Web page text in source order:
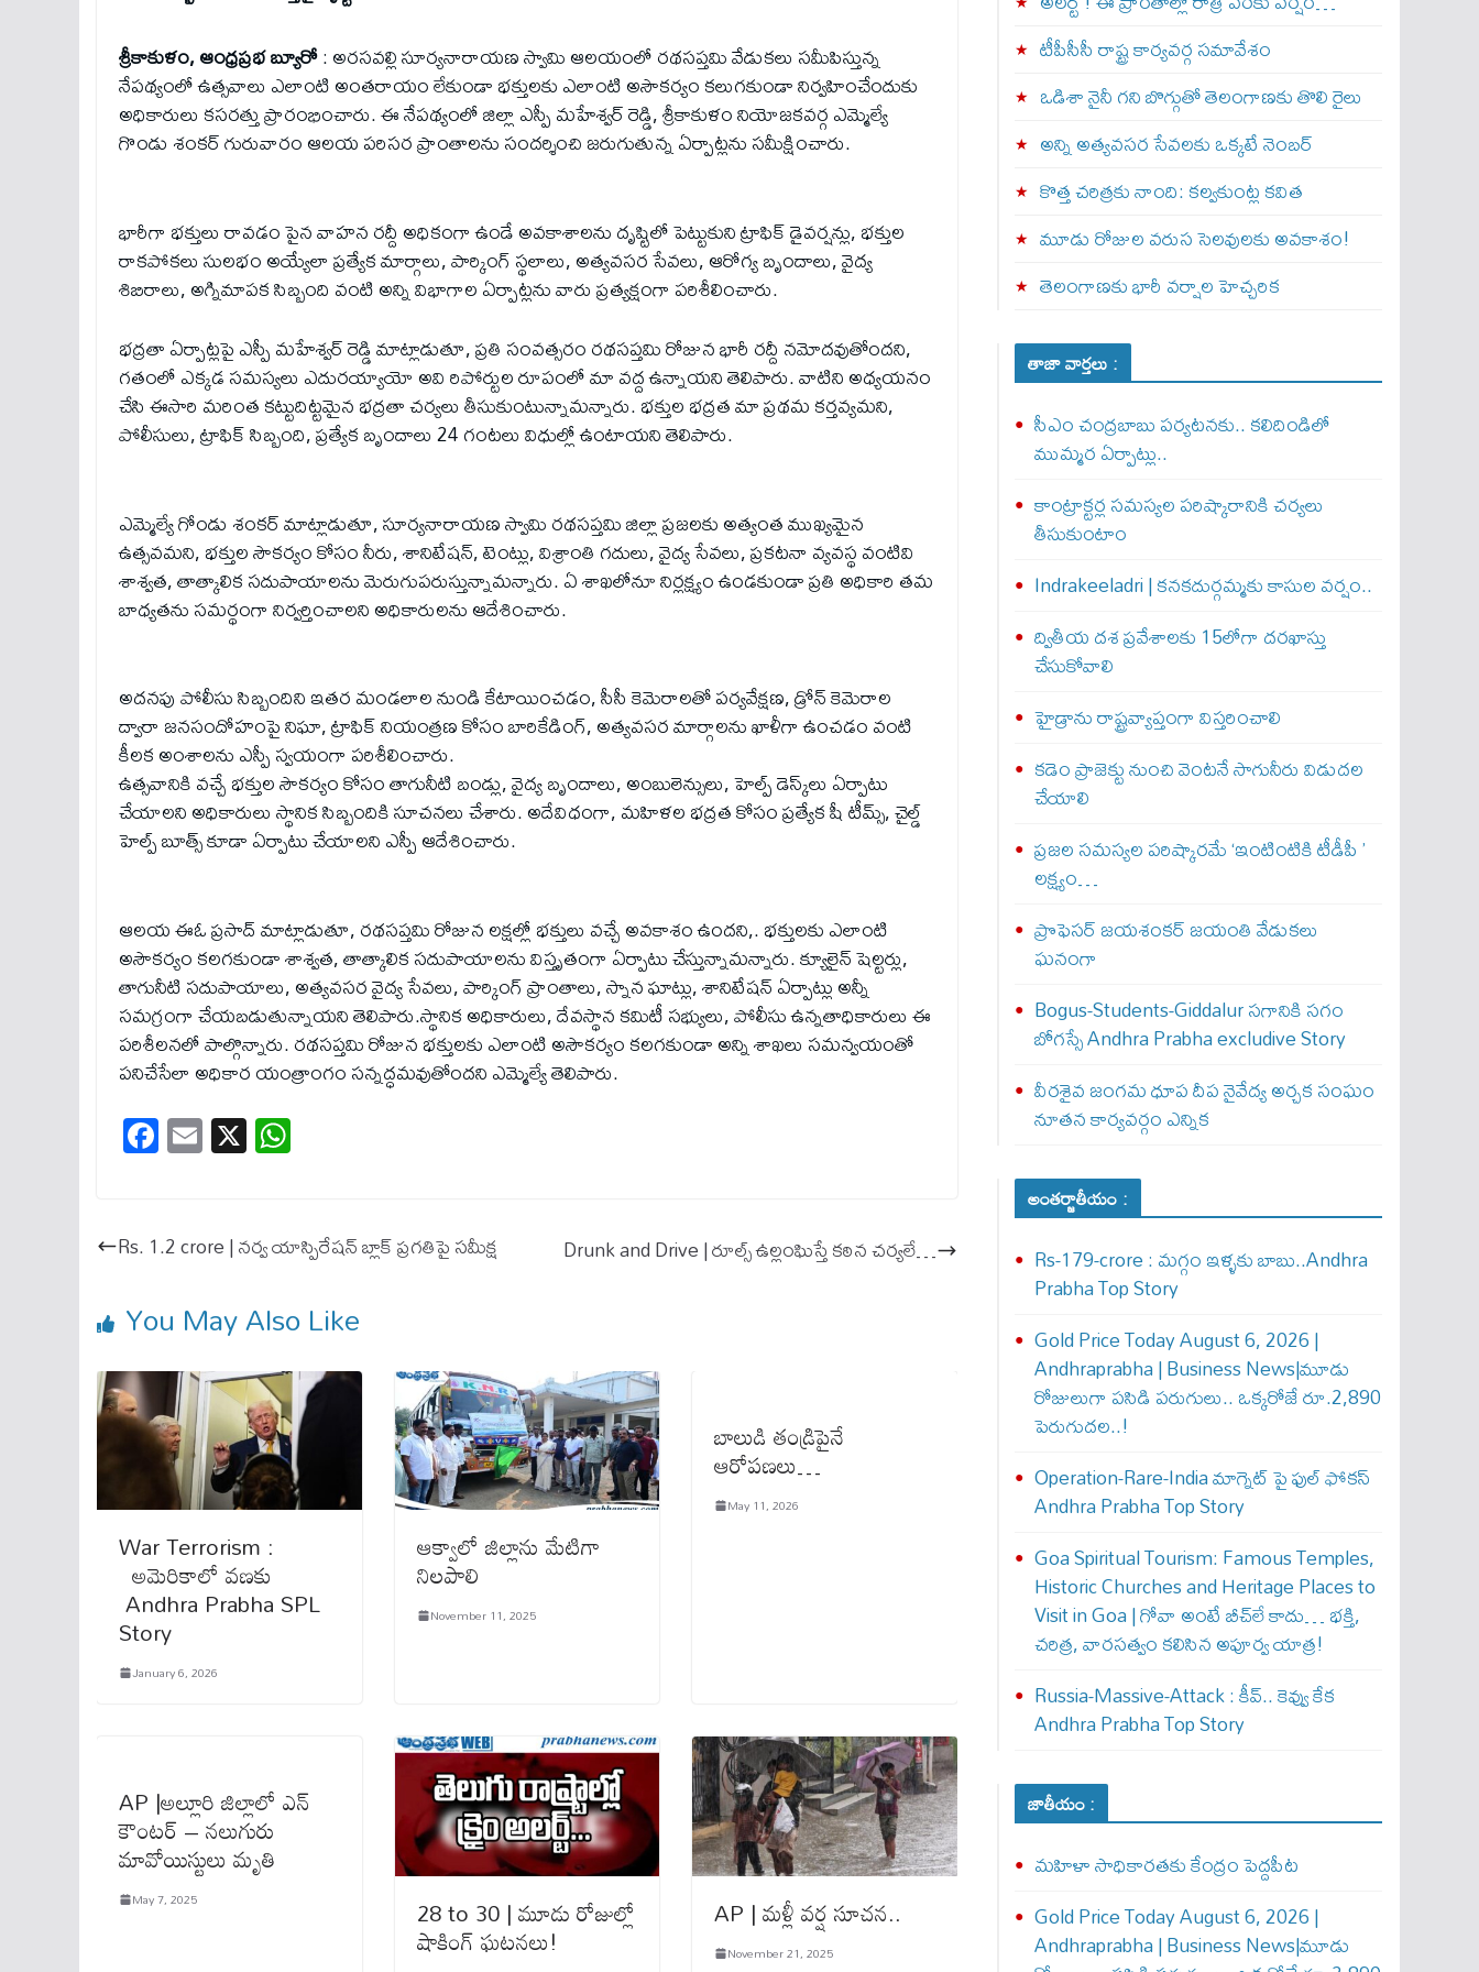
శ్రీకాకుళం, ఆంధ్రప్రభ బ్యూరో: అరసవల్లి సూర్యనారాయణ స్వామి ఆలయంలో రథసప్తమి వేడుకలు సమీపిస్తున్న
నేపథ్యంలో ఉత్సవాలు ఎలాంటి అంతరాయం లేకుండా భక్తులకు ఎలాంటి అసౌకర్యం కలుగకుండా నిర్వహించేందుకు
అధికారులు కసరత్తు ప్రారంభించారు. ఈ నేపథ్యంలో జిల్లా ఎస్పీ మహేశ్వర్ రెడ్డి, శ్రీకాకుళం నియోజకవర్గ ఎమ్మెల్యే
గొండు శంకర్ గురువారం ఆలయ పరిసర ప్రాంతాలను సందర్శించి జరుగుతున్న ఏర్పాట్లను సమీక్షించారు.
భారీగా భక్తులు రావడం పైన వాహన రద్దీ అధికంగా ఉండే అవకాశాలను దృష్టిలో పెట్టుకుని ట్రాఫిక్ డైవర్షన్లు, భక్తుల
రాకపోకలు సులభం అయ్యేలా ప్రత్యేక మార్గాలు, పార్కింగ్ స్థలాలు, అత్యవసర సేవలు, ఆరోగ్య బృందాలు, వైద్య
శిబిరాలు, అగ్నిమాపక సిబ్బంది వంటి అన్ని విభాగాల ఏర్పాట్లను వారు ప్రత్యక్షంగా పరిశీలించారు.
భద్రతా ఏర్పాట్లపై ఎస్పీ మహేశ్వర్ రెడ్డి మాట్లాడుతూ, ప్రతి సంవత్సరం రథసప్తమి రోజున భారీ రద్దీ నమోదవుతోందని,
గతంలో ఎక్కడ సమస్యలు ఎదురయ్యాయో అవి రిపోర్టుల రూపంలో మా వద్ద ఉన్నాయని తెలిపారు. వాటిని అధ్యయనం
చేసి ఈసారి మరింత కట్టుదిట్టమైన భద్రతా చర్యలు తీసుకుంటున్నామన్నారు. భక్తుల భద్రత మా ప్రథమ కర్తవ్యమని,
పోలీసులు, ట్రాఫిక్ సిబ్బంది, ప్రత్యేక బృందాలు 24 గంటలు విధుల్లో ఉంటాయని తెలిపారు.
ఎమ్మెల్యే గోండు శంకర్ మాట్లాడుతూ, సూర్యనారాయణ స్వామి రథసప్తమి జిల్లా ప్రజలకు అత్యంత ముఖ్యమైన
ఉత్సవమని, భక్తుల సౌకర్యం కోసం నీరు, శానిటేషన్, టెంట్లు, విశ్రాంతి గదులు, వైద్య సేవలు, ప్రకటనా వ్యవస్థ వంటివి
శాశ్వత, తాత్కాలిక సదుపాయాలను మెరుగుపరుస్తున్నామన్నారు. ఏ శాఖలోనూ నిర్లక్ష్యం ఉండకుండా ప్రతి అధికారి తమ
బాధ్యతను సమర్థంగా నిర్వర్తించాలని అధికారులను ఆదేశించారు.
అదనపు పోలీసు సిబ్బందిని ఇతర మండలాల నుండి కేటాయించడం, సీసీ కెమెరాలతో పర్యవేక్షణ, డ్రోన్ కెమెరాల
ద్వారా జనసందోహంపై నిఘా, ట్రాఫిక్ నియంత్రణ కోసం బారికేడింగ్, అత్యవసర మార్గాలను ఖాళీగా ఉంచడం వంటి
కీలక అంశాలను ఎస్పీ స్వయంగా పరిశీలించారు.
ఉత్సవానికి వచ్చే భక్తుల సౌకర్యం కోసం తాగునీటి బండ్లు, వైద్య బృందాలు, అంబులెన్సులు, హెల్ప్ డెస్క్‌లు ఏర్పాటు
చేయాలని అధికారులు స్థానిక సిబ్బందికి సూచనలు చేశారు. అదేవిధంగా, మహిళల భద్రత కోసం ప్రత్యేక షీ టీమ్స్, చైల్డ్
హెల్ప్ బూత్స్ కూడా ఏర్పాటు చేయాలని ఎస్పీ ఆదేశించారు.
ఆలయ ఈఓ ప్రసాద్ మాట్లాడుతూ, రథసప్తమి రోజున లక్షల్లో భక్తులు వచ్చే అవకాశం ఉందని,. భక్తులకు ఎలాంటి
అసౌకర్యం కలగకుండా శాశ్వత, తాత్కాలిక సదుపాయాలను విస్తృతంగా ఏర్పాటు చేస్తున్నామన్నారు. క్యూలైన్ షెల్టర్లు,
తాగునీటి సదుపాయాలు, అత్యవసర వైద్య సేవలు, పార్కింగ్ ప్రాంతాలు, స్నాన ఘాట్లు, శానిటేషన్ ఏర్పాట్లు అన్నీ
సమగ్రంగా చేయబడుతున్నాయని తెలిపారు.స్థానిక అధికారులు, దేవస్థాన కమిటీ సభ్యులు, పోలీసు ఉన్నతాధికారులు ఈ
పరిశీలనలో పాల్గొన్నారు. రథసప్తమి రోజున భక్తులకు ఎలాంటి అసౌకర్యం కలగకుండా అన్ని శాఖలు సమన్వయంతో
పనిచేసేలా అధికార యంత్రాంగం సన్నద్ధమవుతోందని ఎమ్మెల్యే తెలిపారు.
Fa
ce
ok
E
m
X
A
pp
Rs. 1.2 crore | నర్వ యాస్పిరేషన్ బ్లాక్ ప్రగతిపై సమీక్ష Drunk and Drive | రూల్స్ ఉల్లంఘిస్తే క‌ఠిన చ‌ర్య‌లే…
You May Also Like
War Terrorism :
అమెరికాలో వణకు
Andhra Prabha SPL
Story
January 6, 2026
ఆక్వాలో జిల్లాను మేటిగా
నిలపాలి
November 11, 2025
బాలుడి తండ్రిపైనే
ఆరోపణలు…
May 11, 2026
AP |అల్లూరి జిల్లాలో ఎన్‌
కౌంటర్‌ – నలుగురు
మావోయిస్టులు మృతి
May 7, 2025 28 to 30 | మూడు రోజుల్లో
షాకింగ్ ఘటనలు!
AP | మళ్లీ వర్ష సూచన..
November 21, 2025
టీపీసీసీ రాష్ట్ర కార్యవర్గ సమావేశం
ఒడిశా నైనీ గని బొగ్గుతో తెలంగాణకు తొలి రైలు
అన్ని అత్యవసర సేవలకు ఒక్క‌టే నెంబ‌ర్‌
కొత్త చరిత్రకు నాంది: క‌ల్వ‌కుంట్ల కవిత
మూడు రోజుల వరుస సెలవులకు అవకాశం!
తెలంగాణకు భారీ వర్షాల హెచ్చరిక
తాజా వార్తలు :
సీఎం చంద్రబాబు పర్యటనకు.. కలిదిండిలో
ముమ్మర ఏర్పాట్లు..
కాంట్రాక్టర్ల సమస్యల పరిష్కారానికి చర్యలు
తీసుకుంటాం
Indrakeeladri | కనకదుర్గమ్మకు కాసుల వర్షం..
ద్వితీయ దశ ప్రవేశాలకు 15లోగా దరఖాస్తు
చేసుకోవాలి
హైడ్రాను రాష్ట్రవ్యాప్తంగా విస్తరించాలి
కడెం ప్రాజెక్టు నుంచి వెంటనే సాగునీరు విడుదల
చేయాలి
ప్రజల సమస్యల పరిష్కారమే ‘ఇంటింటికి టీడీపీ ’
లక్ష్యం…
ప్రొఫెసర్ జయశంకర్ జయంతి వేడుకలు
ఘనంగా
Bogus-Students-Giddalur సగానికి సగం
బోగస్సే Andhra Prabha excludive Story
వీరశైవ జంగమ ధూప దీప నైవేద్య అర్చక సంఘం
నూతన కార్యవర్గం ఎన్నిక
అంతర్జాతీయం :
Rs-179-crore : మ‌గ్గం ఇళ్ళ‌కు బాబు..Andhra
Prabha Top Story
Gold Price Today August 6, 2026 |
Andhraprabha | Business News|మూడు
రోజులుగా పసిడి పరుగులు.. ఒక్కరోజే రూ.2,890
పెరుగుద‌ల‌..!
Operation-Rare-India మాగ్నెట్ పై ఫుల్ ఫోక‌స్
Andhra Prabha Top Story
Goa Spiritual Tourism: Famous Temples,
Historic Churches and Heritage Places to
Visit in Goa | గోవా అంటే బీచ్‌లే కాదు… భక్తి,
చరిత్ర, వారసత్వం కలిసిన అపూర్వ యాత్ర!
Russia-Massive-Attack : కీవ్‌.. కెవ్వు కేక‌
Andhra Prabha Top Story
జాతీయం :
మహిళా సాధికారతకు కేంద్రం పెద్దపీట
Gold Price Today August 6, 2026 |
Andhraprabha | Business News|మూడు